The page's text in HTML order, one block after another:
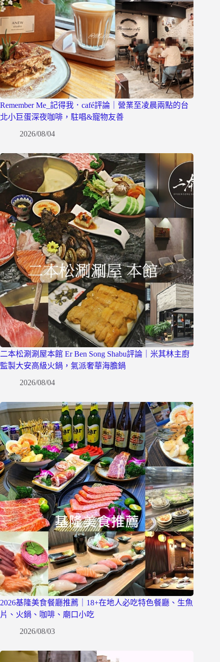
Remember Me_記得我．café評論｜營業至凌晨兩點的台
北小巨蛋深夜咖啡，駐唱&寵物友善
2026/08/04
二本松涮涮屋本館 Er Ben Song Shabu評論｜米其林主廚
監製大安高級火鍋，氣派奢華海膽鍋
2026/08/04
2026基隆美食餐廳推薦｜18+在地人必吃特色餐廳、生魚
片、火鍋、咖啡、廟口小吃
2026/08/03